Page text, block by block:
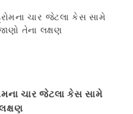
ચાર જેટલા કેસ સામે